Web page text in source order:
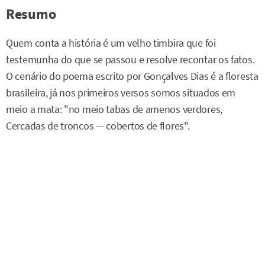
Resumo
Quem conta a história é um velho timbira que foi
testemunha do que se passou e resolve recontar os fatos.
O cenário do poema escrito por Gonçalves Dias é a floresta
brasileira, já nos primeiros versos somos situados em
meio a mata: "no meio tabas de amenos verdores,
Cercadas de troncos — cobertos de flores".